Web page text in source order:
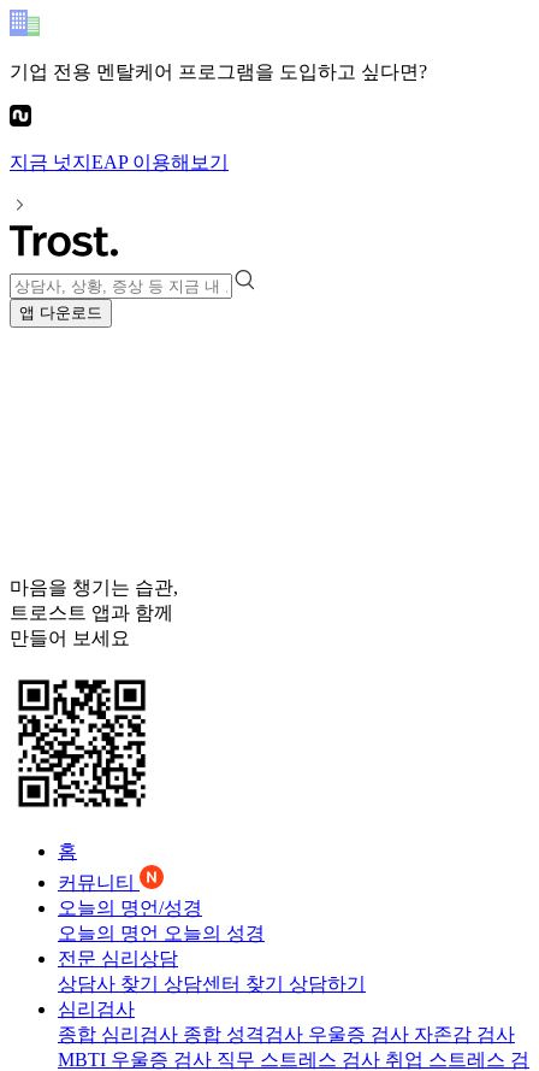
기업 전용 멘탈케어 프로그램을 도입하고 싶다면?
지금 넛지EAP이용해보기
앱 다운로드
마음을 챙기는 습관,
트로스트 앱과 함께
만들어 보세요
홈
커뮤니티
오늘의 명언/성경
오늘의 명언 오늘의 성경
전문 심리상담
상담사 찾기 상담센터 찾기 상담하기
심리검사
종합 심리검사 종합 성격검사 우울증 검사 자존감 검사
MBTI 우울증 검사 직무 스트레스 검사 취업 스트레스 검